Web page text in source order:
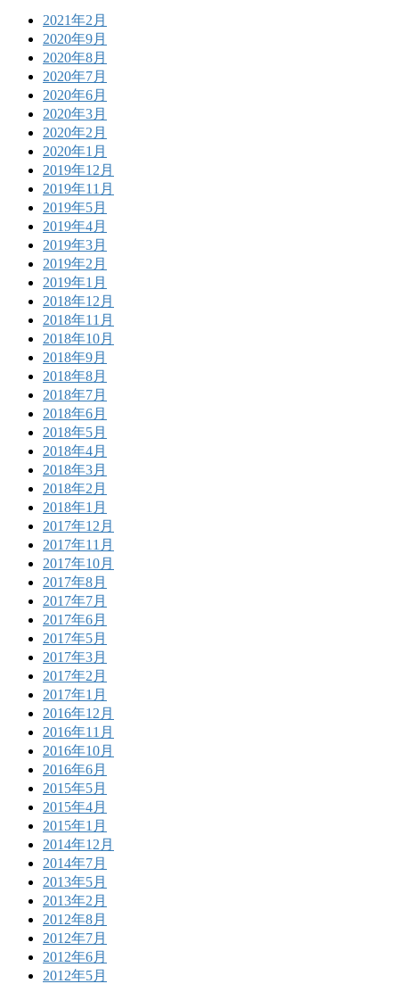
2021年2月
2020年9月
2020年8月
2020年7月
2020年6月
2020年3月
2020年2月
2020年1月
2019年12月
2019年11月
2019年5月
2019年4月
2019年3月
2019年2月
2019年1月
2018年12月
2018年11月
2018年10月
2018年9月
2018年8月
2018年7月
2018年6月
2018年5月
2018年4月
2018年3月
2018年2月
2018年1月
2017年12月
2017年11月
2017年10月
2017年8月
2017年7月
2017年6月
2017年5月
2017年3月
2017年2月
2017年1月
2016年12月
2016年11月
2016年10月
2016年6月
2015年5月
2015年4月
2015年1月
2014年12月
2014年7月
2013年5月
2013年2月
2012年8月
2012年7月
2012年6月
2012年5月